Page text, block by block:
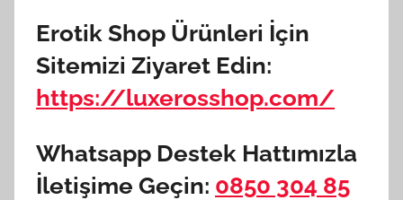
Erotik Shop Ürünleri İçin
Sitemizi Ziyaret Edin:
https://luxerosshop.com/
Whatsapp Destek Hattımızla
İletişime Geçin: 0850 304 85